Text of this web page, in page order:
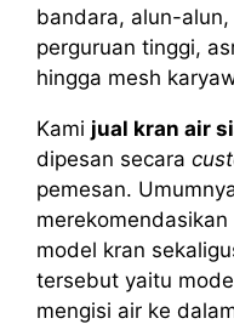
bandara, alun-
perguruan tinggi,
hingga mesh
Kami jual kran air
dipesan secara
pemesan.
model kran
tersebut yaitu
mengisi air ke